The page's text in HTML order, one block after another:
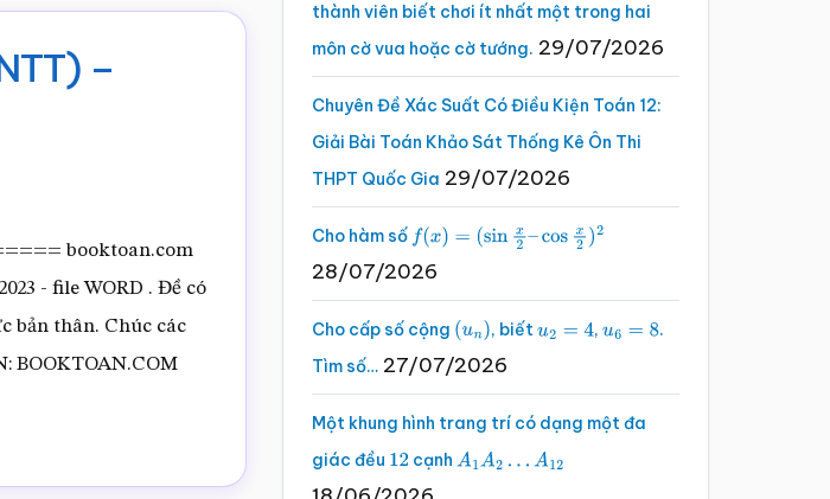
–
booktoan.com
- file WORD . Đề có
bản thân. Chúc các
BOOKTOAN.COM
thành viên biết chơi ít nhất một trong hai
môn cờ vua hoặc cờ tướng. 29/07/2026
Chuyên Đề Xác Suất Có Điều Kiện Toán 12:
Giải Bài Toán Khảo Sát Thống Kê Ôn Thi
THPT Quốc Gia 29/07/2026
Cho hàm số f(x)=(sinx2 –cosx2 )2
28/07/2026
Cho cấp số cộng (un), biếtu2 =4 , u6 =8
.
Tìm số… 27/07/2026
Một khung hình trang trí có dạng một đa
giác đều 12 cạnh A1A2…A 12